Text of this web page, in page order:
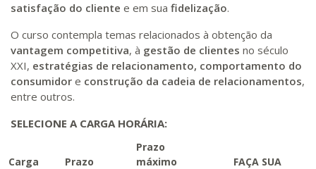
satisfação do cliente e em sua fidelização.
O curso contempla temas relacionados à obtenção da
vantagem competitiva, à gestão de clientes no século
XXI, estratégias de relacionamento, comportamento do
consumidor e construção da cadeia de relacionamentos,
entre outros.
SELECIONE A CARGA HORÁRIA:
Carga
Prazo
Prazo
máximo
FAÇA SUA